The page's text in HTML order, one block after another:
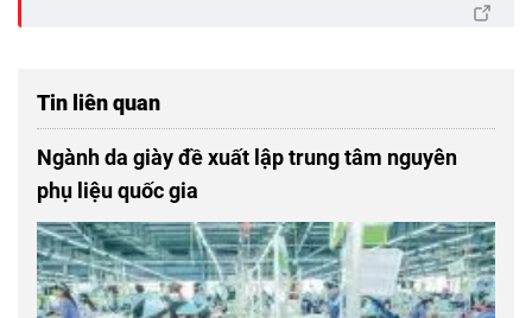
Tin liên quan
Ngành da giày đề xuất lập trung tâm nguyên
phụ liệu quốc gia